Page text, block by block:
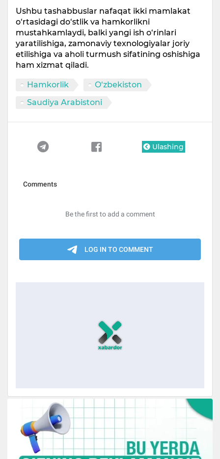
Ushbu tashabbuslar nafaqat ikki mamlakat
o‘rtasidagi do‘stlik va hamkorlikni
mustahkamlaydi, balki yangi ish o‘rinlari
yaratilishiga, zamonaviy texnologiyalar joriy
etilishiga va aholi turmush sifatining oshishiga
ham xizmat qiladi.
Hamkorlik
O‘zbekiston
Saudiya Arabistoni
Ulashing